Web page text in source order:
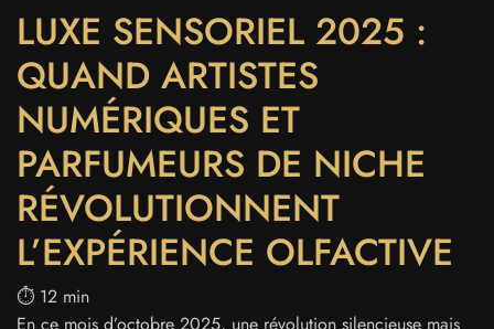
LUXE SENSORIEL 2025 :
QUAND ARTISTES
NUMÉRIQUES ET
PARFUMEURS DE NICHE
RÉVOLUTIONNENT
L’EXPÉRIENCE OLFACTIVE
⏱️ 12 min
En ce mois d’octobre 2025, une révolution silencieuse mais